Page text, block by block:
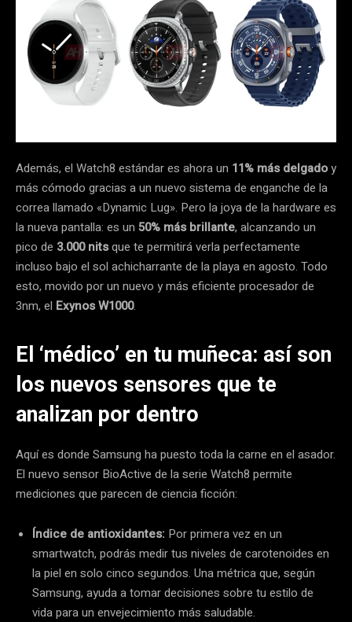
Además, el Watch8 estándar es ahora un 11% más delgadoy
más cómodo gracias a un nuevo sistema de enganche de la
correa llamado «Dynamic Lug». Pero la joya de la hardware es
la nueva pantalla: es un 50% más brillante, alcanzando un
pico de 3.000 nitsque te permitirá verla perfectamente
incluso bajo el sol achicharrante de la playa en agosto. Todo
esto, movido por un nuevo y más eficiente procesador de
3nm, el Exynos W1000.
El ‘médico’ en tu muñeca: así son
los nuevos sensores que te
analizan por dentro
Aquí es donde Samsung ha puesto toda la carne en el asador.
El nuevo sensor BioActive de la serie Watch8 permite
mediciones que parecen de ciencia ficción:
Índice de antioxidantes: Por primera vez en un
smartwatch, podrás medir tus niveles de carotenoides en
la piel en solo cinco segundos. Una métrica que, según
Samsung, ayuda a tomar decisiones sobre tu estilo de
vida para un envejecimiento más saludable.